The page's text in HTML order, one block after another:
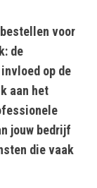
voor
de
op de
aan het
jouw bedrijf
die vaak